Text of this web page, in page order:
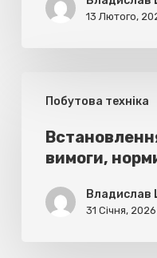
готуванні
13 Лютого,
Побутова техніка
газового
котла:
вимоги,
норми
ДБН
вимоги,
Владислав
31 Січня, 2026